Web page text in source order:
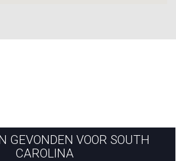
GEVONDEN VOOR SOUTH
CAROLINA